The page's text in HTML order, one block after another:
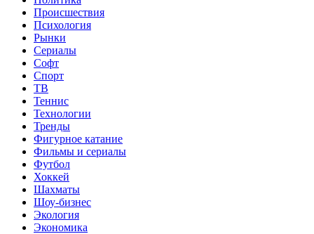
Происшествия
Психология
Рынки
Сериалы
Софт
Спорт
ТВ
Теннис
Технологии
Тренды
Фигурное катание
Фильмы и сериалы
Футбол
Хоккей
Шахматы
Шоу-бизнес
Экология
Экономика